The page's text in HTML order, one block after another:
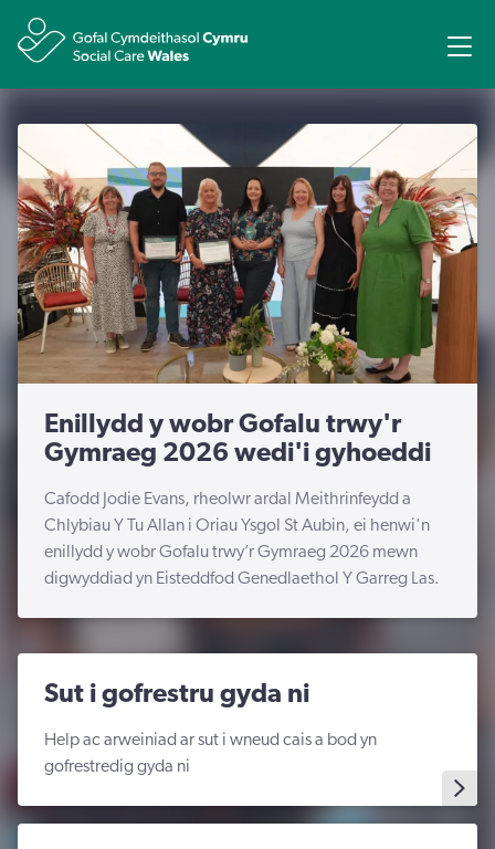
Enillydd y wobr Gofalu trwy'r
Gymraeg 2026 wedi'i gyhoeddi
Cafodd Jodie Evans, rheolwr ardal Meithrinfeydd a
Chlybiau Y Tu Allan i Oriau Ysgol St Aubin, ei henwi'n
enillydd y wobr Gofalu trwy’r Gymraeg 2026 mewn
digwyddiad yn Eisteddfod Genedlaethol Y Garreg Las.
Sut i gofrestru gyda ni
Help ac arweiniad ar sut i wneud cais a bod yn
gofrestredig gyda ni